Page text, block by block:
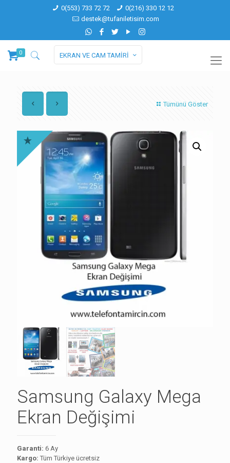
0(553) 733 72 72
0(216) 330 12 12
destek@tufaniletisim.com
0 EKRAN VE CAM TAMİRİ
Tümünü Göster
Samsung Galaxy Mega
Ekran Değişimi
Garanti: 6 Ay
Kargo: Tüm Türkiye ücretsiz